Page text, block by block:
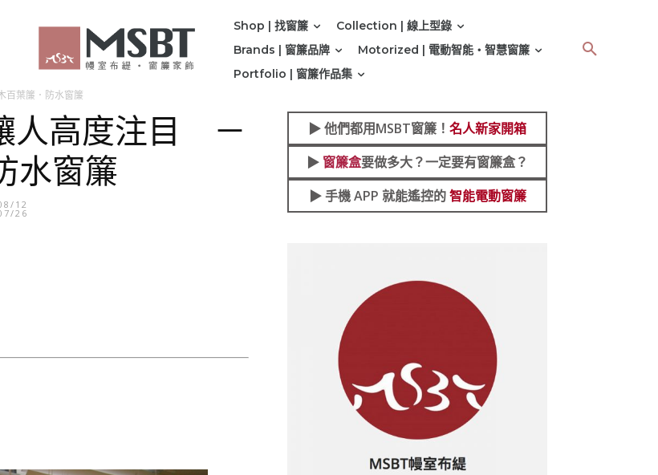
Shop | 找窗簾
Collection | 線上型錄
Brands | 窗簾品牌
Motorized | 電動智能‧智慧窗簾
Portfolio | 窗簾作品集
葉簾．防水窗簾
人高度注目 －
水窗簾
12
26
▶︎他們都用MSBT窗簾！ 名人新家開箱
▶︎ 窗簾盒要做多大？一定要有窗簾盒？
▶︎ 手機 APP 就能遙控的智能電動窗簾